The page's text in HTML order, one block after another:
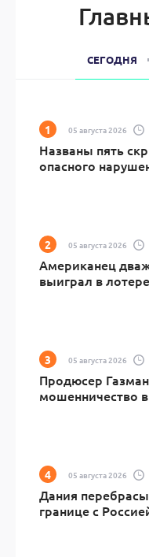
СЕГОДНЯ
05 августа 2026
Названы пять
опасного
05 августа 2026
Американец
выиграл в
05 августа 2026
Продюсер
мошенничество
05 августа 2026
Дания
границе с